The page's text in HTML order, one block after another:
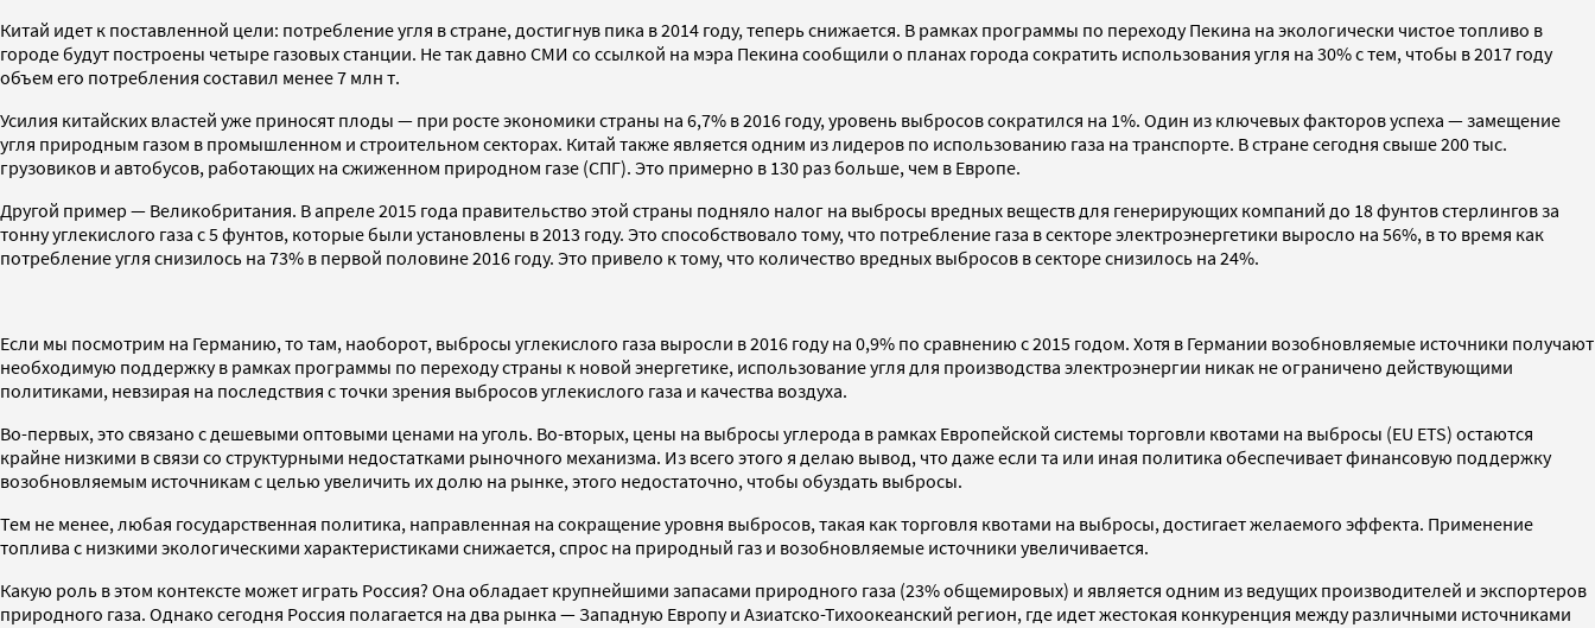
Китай идет к поставленной цели: потребление угля в стране, достигнув пика в 2014 году, теперь снижается. В рамках программы по переходу Пекина на экологически чистое топливо в
городе будут построены четыре газовых станции. Не так давно СМИ со ссылкой на мэра Пекина сообщили о планах города сократить использования угля на 30% с тем, чтобы в 2017 году
объем его потребления составил менее 7 млн т.
Усилия китайских властей уже приносят плоды — при росте экономики страны на 6,7% в 2016 году, уровень выбросов сократился на 1%. Один из ключевых факторов успеха — замещение
угля природным газом в промышленном и строительном секторах. Китай также является одним из лидеров по использованию газа на транспорте. В стране сегодня свыше 200 тыс.
грузовиков и автобусов, работающих на сжиженном природном газе (СПГ). Это примерно в 130 раз больше, чем в Европе.
Другой пример — Великобритания. В апреле 2015 года правительство этой страны подняло налог на выбросы вредных веществ для генерирующих компаний до 18 фунтов стерлингов за
тонну углекислого газа с 5 фунтов, которые были установлены в 2013 году. Это способствовало тому, что потребление газа в секторе электроэнергетики выросло на 56%, в то время как
потребление угля снизилось на 73% в первой половине 2016 году. Это привело к тому, что количество вредных выбросов в секторе снизилось на 24%.
Если мы посмотрим на Германию, то там, наоборот, выбросы углекислого газа выросли в 2016 году на 0,9% по сравнению с 2015 годом. Хотя в Германии возобновляемые источники получают
необходимую поддержку в рамках программы по переходу страны к новой энергетике, использование угля для производства электроэнергии никак не ограничено действующими
политиками, невзирая на последствия с точки зрения выбросов углекислого газа и качества воздуха.
Во-первых, это связано с дешевыми оптовыми ценами на уголь. Во-вторых, цены на выбросы углерода в рамках Европейской системы торговли квотами на выбросы (EU ETS) остаются
крайне низкими в связи со структурными недостатками рыночного механизма. Из всего этого я делаю вывод, что даже если та или иная политика обеспечивает финансовую поддержку
возобновляемым источникам с целью увеличить их долю на рынке, этого недостаточно, чтобы обуздать выбросы.
Тем не менее, любая государственная политика, направленная на сокращение уровня выбросов, такая как торговля квотами на выбросы, достигает желаемого эффекта. Применение
топлива с низкими экологическими характеристиками снижается, спрос на природный газ и возобновляемые источники увеличивается.
Какую роль в этом контексте может играть Россия? Она обладает крупнейшими запасами природного газа (23% общемировых) и является одним из ведущих производителей и экспортеров
природного газа. Однако сегодня Россия полагается на два рынка — Западную Европу и Азиатско-Тихоокеанский регион, где идет жестокая конкуренция между различными источниками